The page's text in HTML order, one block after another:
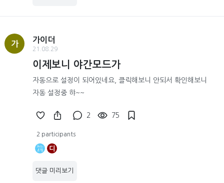
가
가이더
21.08.29
이제보니 야간모드가
자동으로 설정이 되어있네요, 클릭해보니 안되서 확인해보니
자동 설정중 햐~~
2 75
2 participants
디
댓글 미리보기